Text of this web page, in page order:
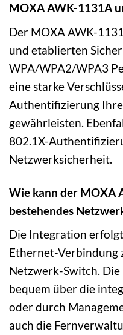
MOXA AWK-1131A
Der MOXA AWK-
und etablierten
WPA/WPA2/WPA3
eine starke
Authentifizierung
gewährleisten.
802.1X-
Netzwerksicherheit.
Wie kann der MOXA
bestehendes
Die Integration
Ethernet-Verbindung
Netzwerk-Switch.
bequem über die
oder durch
auch die